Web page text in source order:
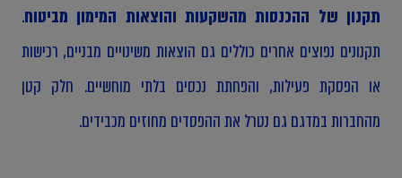
תקנון של ההכנסות מהשקעות והוצאות המימון מביטוח.
תקנונים נפוצים אחרים כוללים גם הוצאות משינויים מבניים, רכישות
או הפסקת פעילות, והפחתת נכסים בלתי מוחשיים. חלק קטן
מהחברות במדגם גם נטרל את ההפסדים מחוזים מכבידים.